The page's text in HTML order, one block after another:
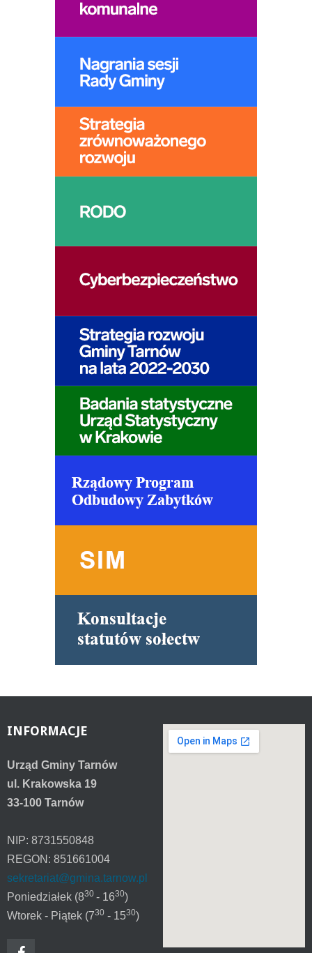
INFORMACJE
Urząd Gminy Tarnów
ul. Krakowska 19
33-100 Tarnów
NIP: 8731550848
REGON: 851661004
sekretariat@gmina.tarnow.pl
Poniedziałek (830 - 1630)
Wtorek - Piątek (730 - 1530)